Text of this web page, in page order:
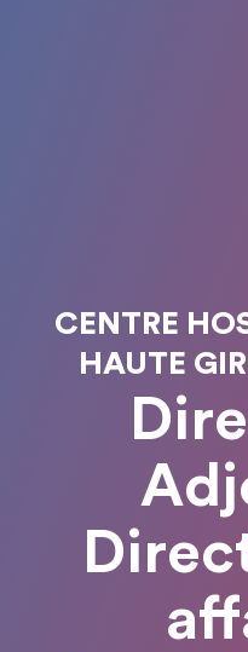
CENTRE
HAUTE